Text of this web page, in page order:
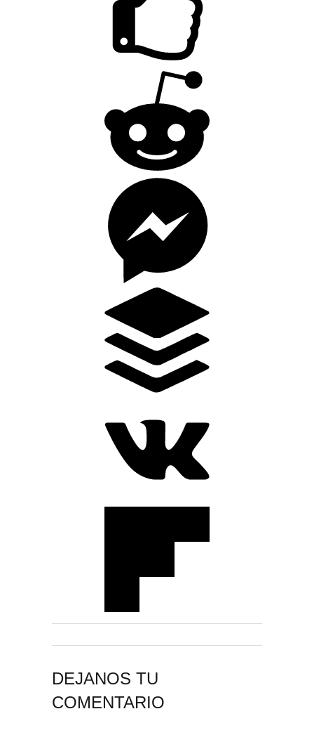
DEJANOS TU
COMENTARIO